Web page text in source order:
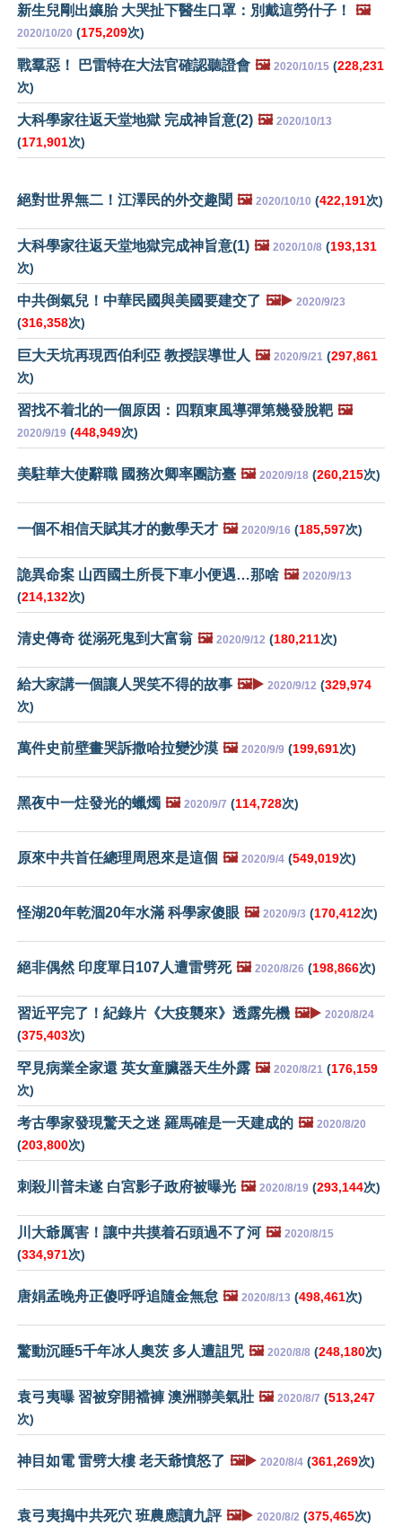
新生兒剛出孃胎 大哭扯下醫生口罩：別戴這勞什子！ 🖼️
2020/10/20 (175,209次)
戰羣惡！ 巴雷特在大法官確認聽證會 🖼️ 2020/10/15 (228,231
次)
大科學家往返天堂地獄 完成神旨意(2) 🖼️ 2020/10/13
(171,901次)
絕對世界無二！江澤民的外交趣聞 🖼️ 2020/10/10 (422,191次)
大科學家往返天堂地獄完成神旨意(1) 🖼️ 2020/10/8 (193,131
次)
中共倒氣兒！中華民國與美國要建交了 🖼️▶️ 2020/9/23
(316,358次)
巨大天坑再現西伯利亞 教授誤導世人 🖼️ 2020/9/21 (297,861
次)
習找不着北的一個原因：四顆東風導彈第幾發脫靶 🖼️
2020/9/19 (448,949次)
美駐華大使辭職 國務次卿率團訪臺 🖼️ 2020/9/18 (260,215次)
一個不相信天賦其才的數學天才 🖼️ 2020/9/16 (185,597次)
詭異命案 山西國土所長下車小便遇…那啥 🖼️ 2020/9/13
(214,132次)
清史傳奇 從溺死鬼到大富翁 🖼️ 2020/9/12 (180,211次)
給大家講一個讓人哭笑不得的故事 🖼️▶️ 2020/9/12 (329,974
次)
萬件史前壁畫哭訴撒哈拉變沙漠 🖼️ 2020/9/9 (199,691次)
黑夜中一炷發光的蠟燭 🖼️ 2020/9/7 (114,728次)
原來中共首任總理周恩來是這個 🖼️ 2020/9/4 (549,019次)
怪湖20年乾涸20年水滿 科學家傻眼 🖼️ 2020/9/3 (170,412次)
絕非偶然 印度單日107人遭雷劈死 🖼️ 2020/8/26 (198,866次)
習近平完了！紀錄片《大疫襲來》透露先機 🖼️▶️ 2020/8/24
(375,403次)
罕見病業全家還 英女童臟器天生外露 🖼️ 2020/8/21 (176,159
次)
考古學家發現驚天之迷 羅馬確是一天建成的 🖼️ 2020/8/20
(203,800次)
刺殺川普未遂 白宮影子政府被曝光 🖼️ 2020/8/19 (293,144次)
川大爺厲害！讓中共摸着石頭過不了河 🖼️ 2020/8/15
(334,971次)
唐娟孟晚舟正傻呼呼追隨金無怠 🖼️ 2020/8/13 (498,461次)
驚動沉睡5千年冰人奧茨 多人遭詛咒 🖼️ 2020/8/8 (248,180次)
袁弓夷曝 習被穿開襠褲 澳洲聯美氣壯 🖼️ 2020/8/7 (513,247
次)
神目如電 雷劈大樓 老天爺憤怒了 🖼️▶️ 2020/8/4 (361,269次)
袁弓夷搗中共死穴 班農應讀九評 🖼️▶️ 2020/8/2 (375,465次)